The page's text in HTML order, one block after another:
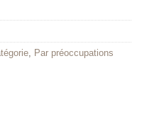
, Par préoccupations